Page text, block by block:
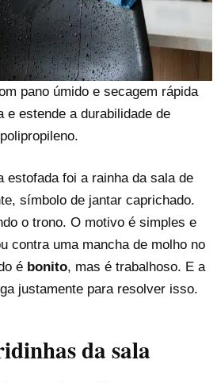
pano úmido e secagem rápida
e estende a durabilidade de
estofada foi a rainha da sala de
símbolo de jantar caprichado.
o trono. O motivo é simples e
contra uma mancha de molho no
é bonito, mas é trabalhoso. E a
justamente para resolver isso.
da sala